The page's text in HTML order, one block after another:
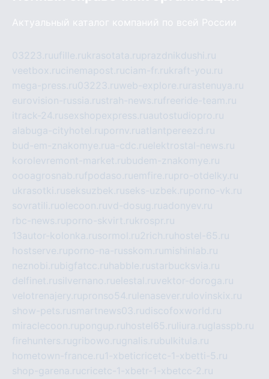
Актуальный каталог компаний по всей России
03223.ruufille.rukrasotata.ruprazdnikdushi.ru
veetbox.rucinemapost.ruciam-fr.rukraft-you.ru
mega-press.ru03223.ruweb-explore.ru rastenuya.ru
eurovision-russia.rustrah-news.rufreeride-team.ru
itrack-24.rusexshopexpress.ruautostudiopro.ru
alabuga-cityhotel.rupornv.ruatlantpereezd.ru
bud-em-znakomye.rua-cdc.ruelektrostal-news.ru
korolevremont-market.rubudem-znakomye.ru
oooagrosnab.rufpodaso.ruemfire.rupro-otdelky.ru
ukrasotki.ruseksuzbek.ruseks-uzbek.ruporno-vk.ru
sovratili.ruolecoon.ruvd-dosug.ruadonyev.ru
rbc-news.ruporno-skvirt.rukrospr.ru
13autor-kolonka.rusormol.ru2rich.ru hostel-65.ru
hostserve.ruporno-na-russkom.ru mishinlab.ru
neznobi.rubigfatcc.ru habble.rustarbucksvia.ru
delfinet.rusilvernano.ruelestal.ruvektor-doroga.ru
velotrenajery.rupronso54.ru lenasever.ru lovinskix.ru
show-pets.rusmartnews03.rudiscofoxworld.ru
miraclecoon.rupongup.ru hostel65.ru liura.ruglasspb.ru
firehunters.rugribowo.rugnalis.rubulkitula.ru
hometown-france.ru1-xbeticricetc-1-xbetti-5.ru
shop-garena.rucricetc-1-xbetr-1-xbetcc-2.ru